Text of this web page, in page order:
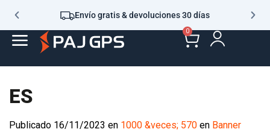
Envío gratis & devoluciones 30 días
0
ES
Publicado 16/11/2023 en 1000 &veces; 570 en Banner